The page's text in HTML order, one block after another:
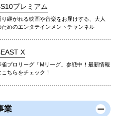
プレミアム
り継がれる映画や音楽をお届けする、大人
ためのエンタテインメントチャンネル
X
雀プロリーグ「Mリーグ」参戦中！最新情報
こちらをチェック！
業